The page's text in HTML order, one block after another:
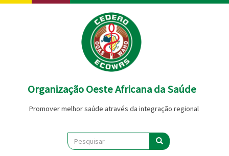
Passar
Organização Oeste Africana da Saúde
Promover melhor saúde através da integração regional
Search
Pesquisar Pesquisar